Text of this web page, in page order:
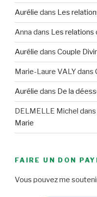
Aurélie dans Les
Anna dans Les relations
Aurélie dans Couple
Marie-Laure VALYdans
Aurélie dans De la
DELMELLE Michel dans
Marie
FAIRE UN DON
Vous pouvez me